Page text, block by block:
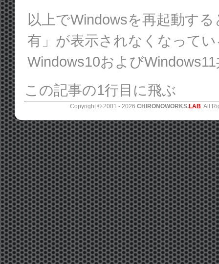
以上でWindowsを再起動す
有」が表示されなくなって
Windows10および
この記事の1行目に飛ぶ
Copyright © 2001 - 2026 CHIRONOWORKS.LAB. All